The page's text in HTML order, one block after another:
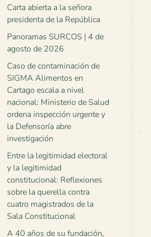
Carta abierta a la señora
presidenta de la República
Panoramas SURCOS | 4 de
agosto de 2026
Caso de contaminación de
SIGMA Alimentos en
Cartago escala a nivel
nacional: Ministerio de Salud
ordena inspección urgente y
la Defensoría abre
investigación
Entre la legitimidad electoral
y la legitimidad
constitucional: Reflexiones
sobre la querella contra
cuatro magistrados de la
Sala Constitucional
A 40 años de su fundación,